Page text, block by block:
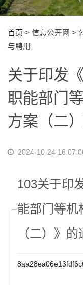
首页 > 信息公开网 >
与聘用
关于印发
职能部门
方案（二
2024-10-24
103关于印
能部门等机
（二）》